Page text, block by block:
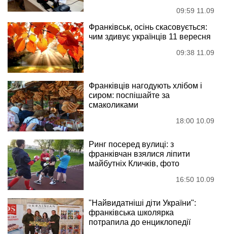
09:59 11.09
Франківськ, осінь скасовується:
чим здивує українців 11 вересня
09:38 11.09
Франківців нагодують хлібом і
сиром: поспішайте за
смаколиками
18:00 10.09
Ринг посеред вулиці: з
франківчан взялися ліпити
майбутніх Кличків, фото
16:50 10.09
"Найвидатніші діти України":
франківська школярка
потрапила до енциклопедії